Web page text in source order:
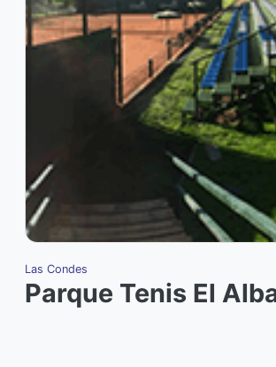
Las Condes
Parque Tenis El